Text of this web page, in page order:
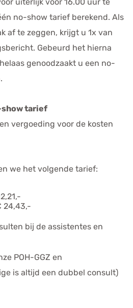
no-show tarief berekend. Als
af te zeggen, krijgt u 1x van
Gebeurd het hierna
genoodzaakt u een no-
show tarief
vergoeding voor de kosten
we het volgende tarief:
24,43,-
bij de assistentes en
POH-GGZ en
is altijd een dubbel consult)